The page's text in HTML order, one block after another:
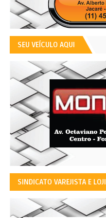
SEU VEÍCULO AQUI
SINDICATO VAREJISTA E